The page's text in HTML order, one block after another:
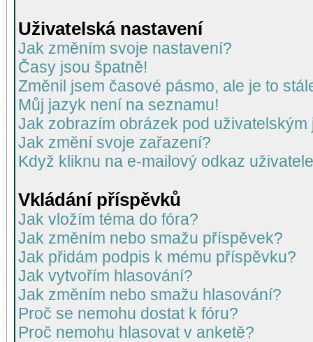
Uživatelská nastavení
Jak změním svoje nastavení?
Časy jsou špatně!
Změnil jsem časové pásmo, ale je to
Můj jazyk není na seznamu!
Jak zobrazím obrázek pod uživatelským
Jak změní svoje zařazení?
Když kliknu na e-mailový odkaz
Vkládání příspěvků
Jak vložím téma do fóra?
Jak změním nebo smažu příspěvek?
Jak přidám podpis k mému příspěvku?
Jak vytvořím hlasování?
Jak změním nebo smažu hlasování?
Proč se nemohu dostat k fóru?
Proč nemohu hlasovat v anketě?